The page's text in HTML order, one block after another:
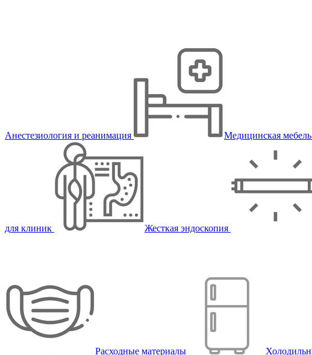
Анестезиология и реанимация Медицинская мебель
для клиник Жесткая эндоскопия
Расходные материалы